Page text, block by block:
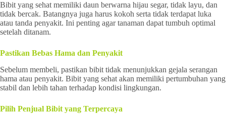
Bibit yang sehat memiliki daun berwarna hijau segar, tidak layu, dan
tidak bercak. Batangnya juga harus kokoh serta tidak terdapat luka
atau tanda penyakit. Ini penting agar tanaman dapat tumbuh optimal
setelah ditanam.
Pastikan Bebas Hama dan Penyakit
Sebelum membeli, pastikan bibit tidak menunjukkan gejala serangan
hama atau penyakit. Bibit yang sehat akan memiliki pertumbuhan yang
stabil dan lebih tahan terhadap kondisi lingkungan.
Pilih Penjual Bibit yang Terpercaya